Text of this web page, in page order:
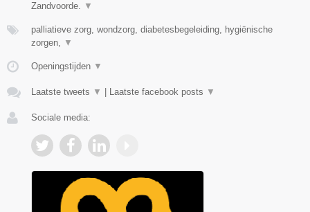
Zandvoorde. ▼
palliatieve zorg, wondzorg, diabetesbegeleiding, hygiënische
zorgen, ▼
Openingstijden ▼
Laatste tweets ▼ Laatste facebook posts ▼
Sociale media: